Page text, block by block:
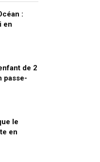
:
en
de 2
passe-
le
en